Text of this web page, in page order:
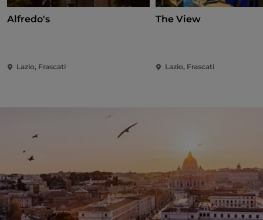
Alfredo's
Lazio, Frascati
The View
Lazio, Frascati